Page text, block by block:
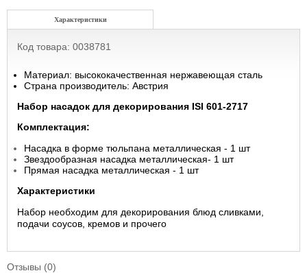
Характеристики
Код товара: 0038781
Материал: высококачественная нержавеющая сталь
Страна производитель: Австрия
Набор насадок для декорирования ISI 601-2717
Комплектация:
Насадка в форме тюльпана металлическая - 1 шт
Звездообразная насадка металлическая- 1 шт
Прямая насадка металлическая - 1 шт
Характеристики
​Набор необходим для декорирования блюд сливками,
подачи соусов, кремов и прочего
Отзывы (0)